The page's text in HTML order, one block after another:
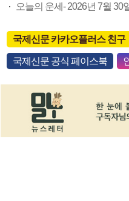
오늘의 운세- 2026년 7월 30
국제신문 카카오플러스 친구
국제신문 공식 페이스북